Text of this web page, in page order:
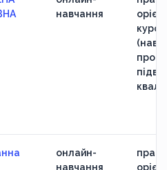
навчання
курс
онлайн-
навчання